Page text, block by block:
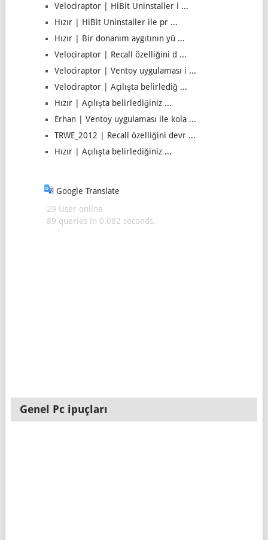
Velociraptor | HiBit Uninstaller i ...
Hızır | HiBit Uninstaller ile pr ...
Hızır | Bir donanım aygıtının yü ...
Velociraptor | Recall özelliğini d ...
Velociraptor | Ventoy uygulaması i ...
Velociraptor | Açılışta belirlediğ ...
Hızır | Açılışta belirlediğiniz ...
Erhan | Ventoy uygulaması ile kola ...
TRWE_2012 | Recall özelliğini devr ...
Hızır | Açılışta belirlediğiniz ...
Google Translate
29 User online
89 queries in 0,082 seconds.
Genel Pc ipuçları